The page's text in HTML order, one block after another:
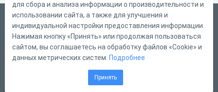
Русский
Справка
Форма обратной связи
для сбора и анализа информации о производительности и
использовании сайта, а также для улучшения и
индивидуальной настройки предоставления информации.
Нажимая кнопку «Принять» или продолжая пользоваться
сайтом, вы соглашаетесь на обработку файлов «Cookie» и
данных метрических систем. Подробнее
Принять